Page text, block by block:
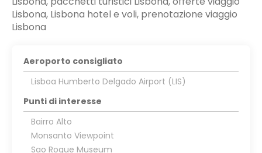
Lisbona, Lisbona hotel e voli, prenotazione viaggio
Lisbona
Aeroporto consigliato
Lisboa Humberto Delgado Airport (LIS)
Punti di interesse
Bairro Alto
Monsanto Viewpoint
Sao Roque Museum